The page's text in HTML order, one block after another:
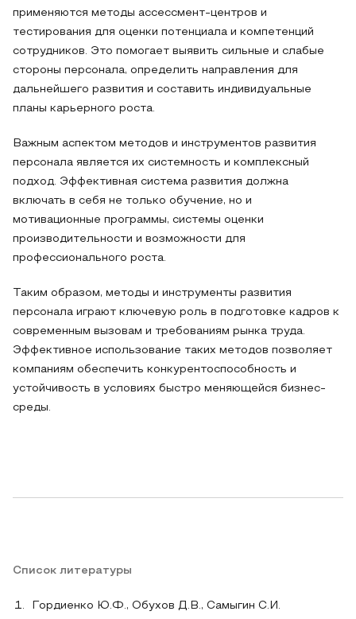
применяются методы ассессмент-центров и
тестирования для оценки потенциала и компетенций
сотрудников. Это помогает выявить сильные и слабые
стороны персонала, определить направления для
дальнейшего развития и составить индивидуальные
планы карьерного роста.
Важным аспектом методов и инструментов развития
персонала является их системность и комплексный
подход. Эффективная система развития должна
включать в себя не только обучение, но и
мотивационные программы, системы оценки
производительности и возможности для
профессионального роста.
Таким образом, методы и инструменты развития
персонала играют ключевую роль в подготовке кадров к
современным вызовам и требованиям рынка труда.
Эффективное использование таких методов позволяет
компаниям обеспечить конкурентоспособность и
устойчивость в условиях быстро меняющейся бизнес-
среды.
Список литературы
Гордиенко Ю.Ф., Обухов Д.В., Самыгин С.И.